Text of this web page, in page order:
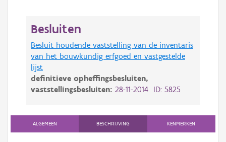
Besluiten
Besluit houdende vaststelling van de inventaris
van het bouwkundig erfgoed en vastgestelde
lijst
definitieve opheffingsbesluiten,
vaststellingsbesluiten: 28-11-2014 ID: 5825
ALGEMEEN BESCHRIJVING KENMERKEN